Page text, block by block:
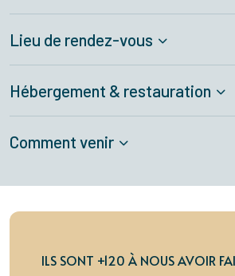
Lieu de rendez-vous
Hébergement & restauration
Comment venir
ILS SONT +120 À NOUS AVOIR